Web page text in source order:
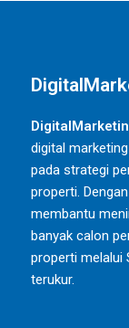
digital
pada strategi
properti.
membantu
banyak calon
properti melalui
terukur.